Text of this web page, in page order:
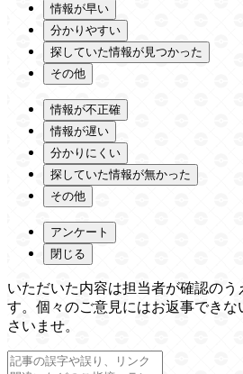
情報が早い
分かりやすい
探していた情報が見つかった
その他
情報が不正確
情報が遅い
分かりにくい
探していた情報が無かった
その他
アンケート
閉じる
いただいた内容は担当者が確認のう
す。個々のご意見にはお返事でき
さいませ。